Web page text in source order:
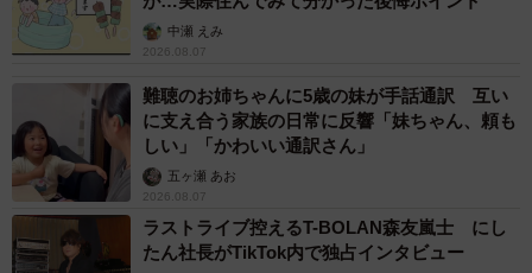
中瀬 えみ
2026.08.07
難聴のお姉ちゃんに5歳の妹が手話通訳 互い
に支え合う家族の日常に反響「妹ちゃん、頼も
しい」「かわいい通訳さん」
五ヶ瀬 あお
2026.08.07
ラストライブ控えるT-BOLAN森友嵐士 にし
たん社長がTikTok内で独占インタビュー